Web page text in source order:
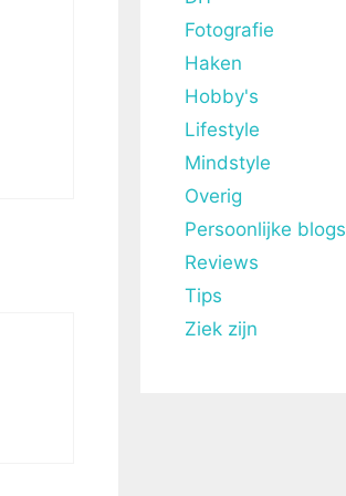
Fotografie
Haken
Hobby's
Lifestyle
Mindstyle
Overig
Persoonlijke blogs
Reviews
Tips
Ziek zijn